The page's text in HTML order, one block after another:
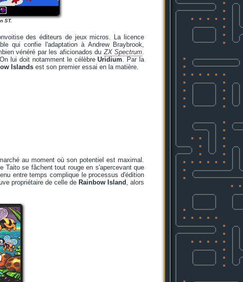
ST.
des éditeurs de jeux micros. La licence
qui confie l'adaptation à Andrew Braybrook,
vénéré par les aficionados duZX Spectrum.
lui doit notamment le célèbreUridium. Par la
Islands est son premier essai en la matière.
au moment où son potentiel est maximal.
Taito se fâchent tout rouge en s'apercevant que
entre temps complique le processus d'édition
propriétaire de celle de Rainbow Island , alors